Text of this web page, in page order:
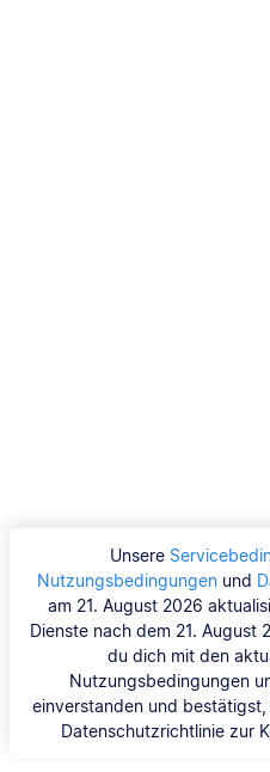
Unsere
Nutzungsbedingungen und
am 21. August 2026
Dienste nach dem 21.
du dich mit den
Nutzungsbedingungen
einverstanden und
Datenschutzrichtlinie zur